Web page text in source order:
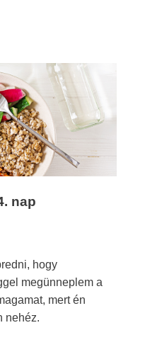
nap
hogy
megünneplem a
mert én
nehéz.